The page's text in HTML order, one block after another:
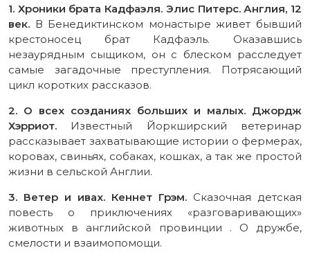
1. Хроники брата Кадфаэля. Элис Питерс. Англия, 12
век. В Бенедиктинском монастыре живет бывший
крестоносец брат Кадфаэль. Оказавшись
незаурядным сыщиком, он с блеском расследует
самые загадочные преступления. Потрясающий
цикл коротких рассказов.
2. О всех созданиях больших и малых. Джордж
Хэрриот. Известный Йоркширский ветеринар
рассказывает захватывающие истории о фермерах,
коровах, свиньях, собаках, кошках, а так же простой
жизни в сельской Англии.
3. Ветер и ивах. Кеннет Грэм. Сказочная детская
повесть о приключениях «разговаривающих»
животных в английской провинции . О дружбе,
смелости и взаимопомощи.